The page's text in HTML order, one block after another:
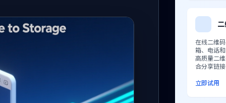
在线二维
箱、电话
高质量二
合分享链
立即试用